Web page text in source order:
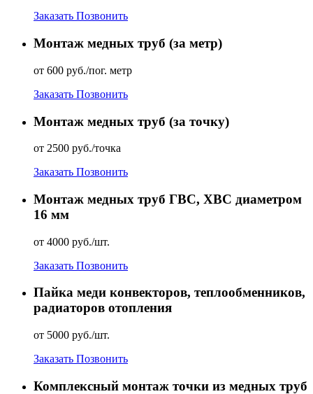
Заказать Позвонить
Монтаж медных труб (за метр)
от 600 руб./пог. метр
Заказать Позвонить
Монтаж медных труб (за точку)
от 2500 руб./точка
Заказать Позвонить
Монтаж медных труб ГВС, ХВС диаметром
16 мм
от 4000 руб./шт.
Заказать Позвонить
Пайка меди конвекторов, теплообменников,
радиаторов отопления
от 5000 руб./шт.
Заказать Позвонить
Комплексный монтаж точки из медных труб